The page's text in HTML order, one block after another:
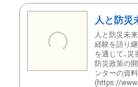
人と防
人と防災未
経験を語り
を通じて、災
防災政策の
ンターの資
(https://